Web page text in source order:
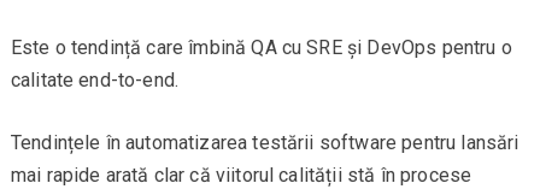
Este o tendință care îmbină QA cu SRE și DevOps pentru o
calitate end-to-end.
Tendințele în automatizarea testării software pentru lansări
mai rapide arată clar că viitorul calității stă în procese